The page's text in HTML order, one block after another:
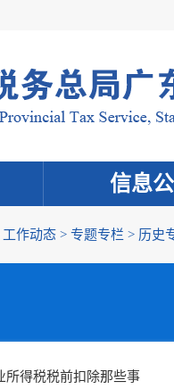
信息
工作动态 > 专题专栏 > 历史
所得税税前扣除那些事